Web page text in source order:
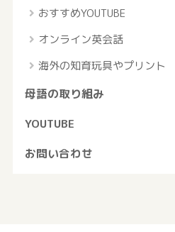
おすすめYOUTUBE
オンライン英会話
海外の知育玩具やプリント
母語の取り組み
YOUTUBE
お問い合わせ